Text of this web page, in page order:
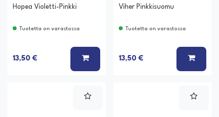
Hopea Violetti-Pinkki
Tuotetta on varastossa
13,50 € LISÄÄ KORIIN
Viher Pinkkisuomu
Tuotetta on varastossa
13,50 € LISÄÄ